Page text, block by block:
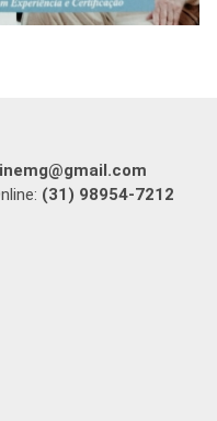
(31) 98954-7212